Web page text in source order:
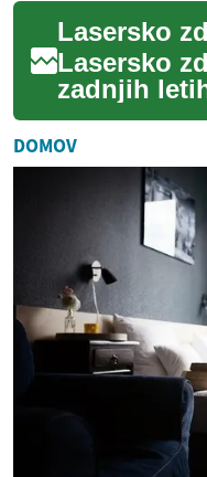
Operacija
Lasersko
zadnjih
izmed
učinkovitih
izboljša...
DOMOV